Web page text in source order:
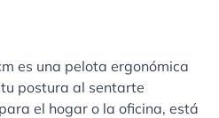
es una pelota ergonómica
postura al sentarte
el hogar o la oficina, está